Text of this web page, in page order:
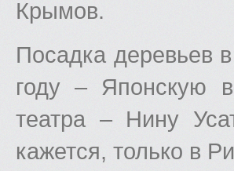
Крымов.
Посадка деревьев
году – Японскую
театра – Нину
кажется, только в